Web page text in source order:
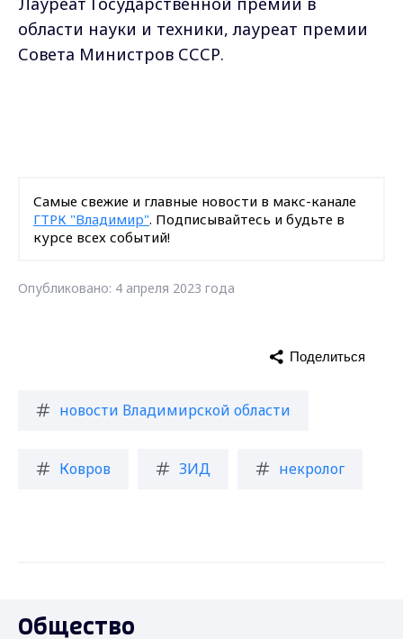
области науки и техники, лауреат премии
Совета Министров СССР.
Самые свежие и главные новости в макс-канале
ГТРК "Владимир". Подписывайтесь и будьте в
курсе всех событий!
Опубликовано: 4 апреля 2023 года
новости Владимирской области
Ковров ЗИД некролог
Поделиться
Общество